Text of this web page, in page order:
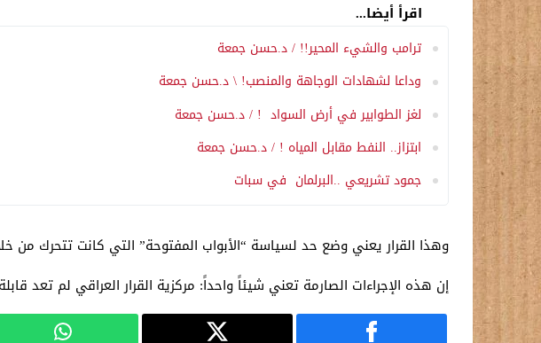
اقرأ أيضا...
ترامب والشيء المحير!! / د.حسن جمعة
وداعا لشهادات الوجاهة والمنصب! \ د.حسن جمعة
لغز الطوابير في أرض السواد ! / د.حسن جمعة
ابتزاز.. النفط مقابل المياه ! / د.حسن جمعة
جمود تشريعي ..البرلمان في سبات
وهذا القرار يعني وضع حد لسياسة “الأبواب المفتوحة” التي كانت تتحرك من
إن هذه الإجراءات الصارمة تعني شيئاً واحداً: مركزية القرار العراقي لم تعد